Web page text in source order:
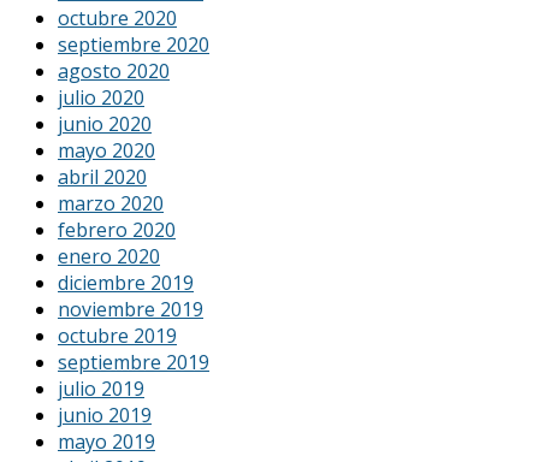
octubre 2020
septiembre 2020
agosto 2020
julio 2020
junio 2020
mayo 2020
abril 2020
marzo 2020
febrero 2020
enero 2020
diciembre 2019
noviembre 2019
octubre 2019
septiembre 2019
julio 2019
junio 2019
mayo 2019